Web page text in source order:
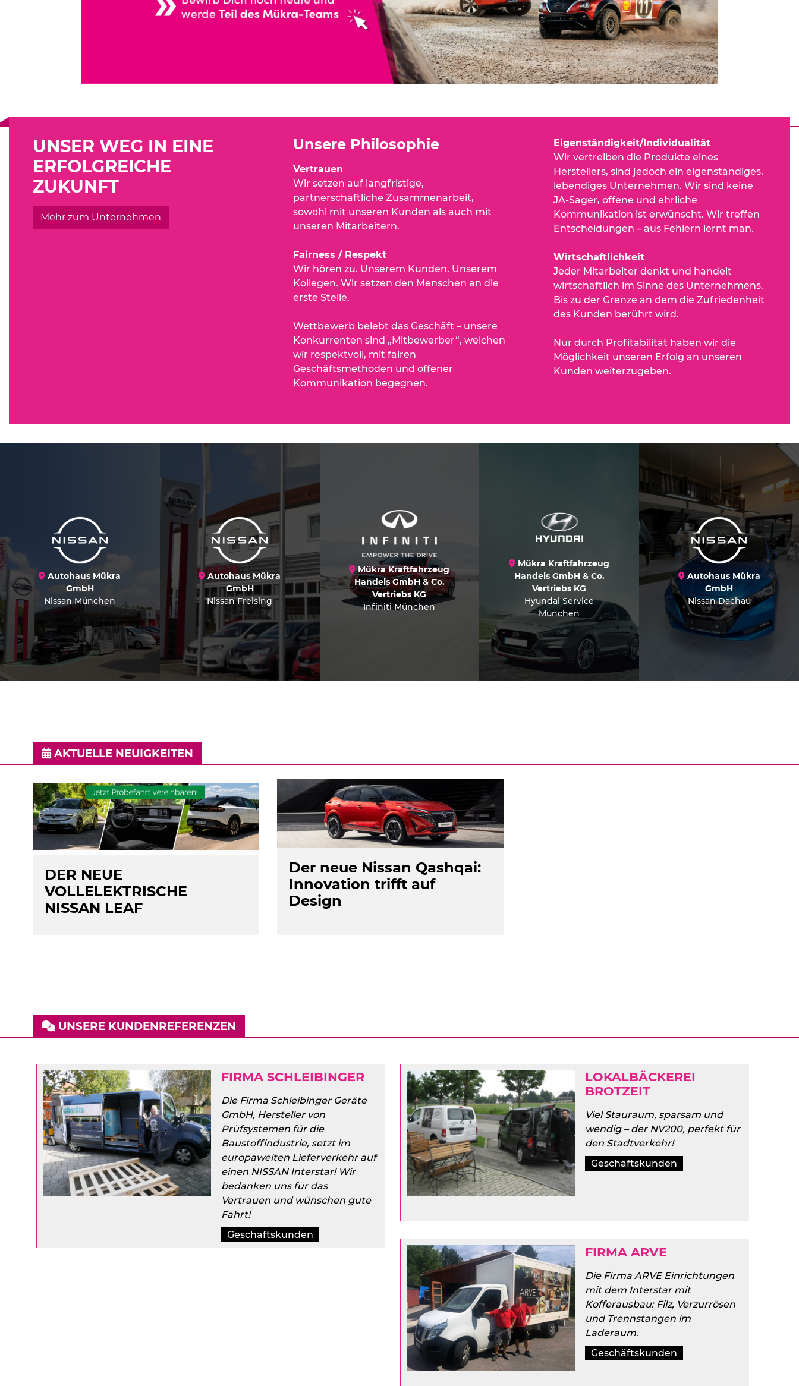
UNSER WEG IN EINE
ERFOLGREICHE
ZUKUNFT
Mehr zum Unternehmen
Unsere Philosophie
Vertrauen
Wir setzen auf langfristige,
partnerschaftliche Zusammenarbeit,
sowohl mit unseren Kunden als auch mit
unseren Mitarbeitern.
Fairness / Respekt
Wir hören zu. Unserem Kunden. Unserem
Kollegen. Wir setzen den Menschen an die
erste Stelle.
Wettbewerb belebt das Geschäft – unsere
Konkurrenten sind „Mitbewerber“, welchen
wir respektvoll, mit fairen
Geschäftsmethoden und offener
Kommunikation begegnen.
Eigenständigkeit/Individualität
Wir vertreiben die Produkte eines
Herstellers, sind jedoch ein eigenständiges,
lebendiges Unternehmen. Wir sind keine
JA-Sager, offene und ehrliche
Kommunikation ist erwünscht. Wir treffen
Entscheidungen – aus Fehlern lernt man.
Wirtschaftlichkeit
Jeder Mitarbeiter denkt und handelt
wirtschaftlich im Sinne des Unternehmens.
Bis zu der Grenze an dem die Zufriedenheit
des Kunden berührt wird.
Nur durch Profitabilität haben wir die
Möglichkeit unseren Erfolg an unseren
Kunden weiterzugeben.
Autohaus Mükra
GmbH
Nissan München
Autohaus Mükra
GmbH
Nissan Freising
Mükra Kraftfahrzeug
Handels GmbH & Co.
Vertriebs KG
Infiniti München
Mükra Kraftfahrzeug
Handels GmbH & Co.
Vertriebs KG
Hyundai Service
München
Autohaus Mükra
GmbH
Nissan Dachau
AKTUELLE NEUIGKEITEN
DER NEUE
VOLLELEKTRISCHE
NISSAN LEAF
Der neue Nissan Qashqai:
Innovation trifft auf
Design
UNSERE KUNDENREFERENZEN
FIRMA SCHLEIBINGER
Die Firma Schleibinger Geräte
GmbH, Hersteller von
Prüfsystemen für die
Baustoffindustrie, setzt im
europaweiten Lieferverkehr auf
einen NISSAN Interstar! Wir
bedanken uns für das
Vertrauen und wünschen gute
Fahrt!
Geschäftskunden
LOKALBÄCKEREI
BROTZEIT
Viel Stauraum, sparsam und
wendig – der NV200, perfekt für
den Stadtverkehr!
Geschäftskunden
FIRMA ARVE
Die Firma ARVE Einrichtungen
mit dem Interstar mit
Kofferausbau: Filz, Verzurrösen
und Trennstangen im
Laderaum.
Geschäftskunden